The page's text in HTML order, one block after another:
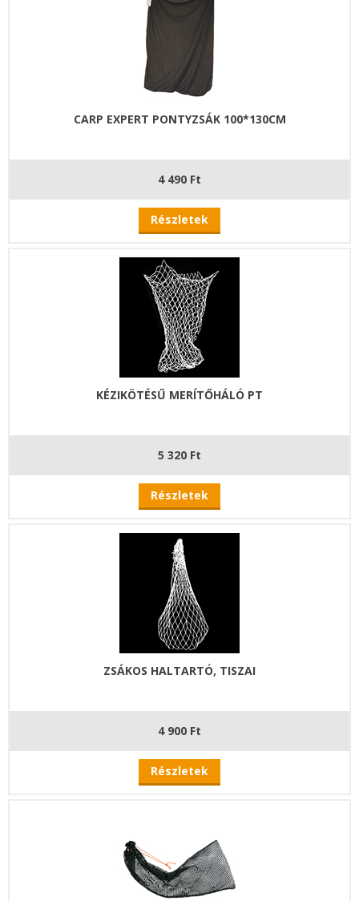
CARP EXPERT PONTYZSÁK 100*130CM
4 490 Ft
Részletek
KÉZIKÖTÉSŰ MERÍTŐHÁLÓ PT
5 320 Ft
Részletek
ZSÁKOS HALTARTÓ, TISZAI
4 900 Ft
Részletek